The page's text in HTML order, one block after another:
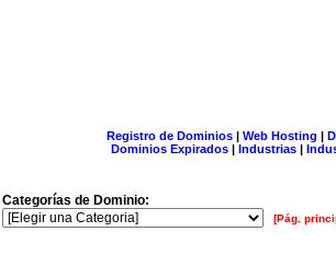
Registro de Dominios| Web Hosting |
Dominios Expirados | Industrias |
Categorías de Dominio:
[Pág.